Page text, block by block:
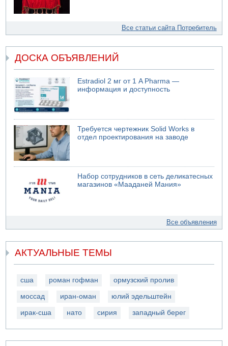
Все статьи сайта Потребитель
ДОСКА ОБЪЯВЛЕНИЙ
Estradiol 2 мг от 1 A Pharma —
информация и доступность
Требуется чертежник Solid Works в
отдел проектирования на заводе
Набор сотрудников в сеть деликатесных
магазинов «Мааданей Мания»
Все объявления
АКТУАЛЬНЫЕ ТЕМЫ
сша роман гофман ормузский пролив
моссад иран-оман юлий эдельштейн
ирак-сша нато сирия западный берег